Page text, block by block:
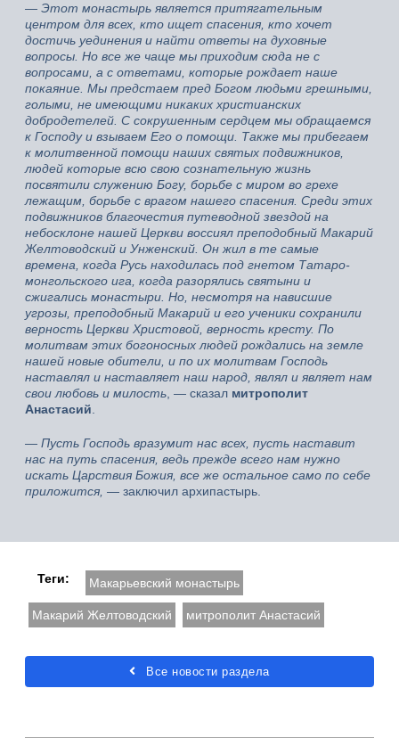
— Этот монастырь является притягательным
центром для всех, кто ищет спасения, кто хочет
достичь уединения и найти ответы на духовные
вопросы. Но все же чаще мы приходим сюда не с
вопросами, а с ответами, которые рождает наше
покаяние. Мы предстаем пред Богом людьми грешными,
голыми, не имеющими никаких христианских
добродетелей. С сокрушенным сердцем мы обращаемся
к Господу и взываем Его о помощи. Также мы прибегаем
к молитвенной помощи наших святых подвижников,
людей которые всю свою сознательную жизнь
посвятили служению Богу, борьбе с миром во грехе
лежащим, борьбе с врагом нашего спасения. Среди этих
подвижников благочестия путеводной звездой на
небосклоне нашей Церкви воссиял преподобный Макарий
Желтоводский и Унженский. Он жил в те самые
времена, когда Русь находилась под гнетом Татаро-
монгольского ига, когда разорялись святыни и
сжигались монастыри. Но, несмотря на нависшие
угрозы, преподобный Макарий и его ученики сохранили
верность Церкви Христовой, верность кресту. По
молитвам этих богоносных людей рождались на земле
нашей новые обители, и по их молитвам Господь
наставлял и наставляет наш народ, являл и являет нам
свои любовь и милость , — сказал митрополит
Анастасий
— Пусть Господь вразумит нас всех, пусть наставит
нас на путь спасения, ведь прежде всего нам нужно
искать Царствия Божия, все же остальное само по себе
приложится, — заключил архипастырь.
Теги: Макарьевский монастырь
Макарий Желтоводский митрополит Анастасий
Все новости раздела